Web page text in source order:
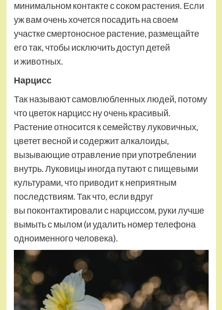
минимальном контакте с соком растения. Если
уж вам очень хочется посадить на своем
участке смертоносное растение, размещайте
его так, чтобы исключить доступ детей
и животных.
Нарцисс
Так называют самовлюбленных людей, потому
что цветок нарцисс ну очень красивый.
Растение относится к семейству луковичных,
цветет весной и содержит алкалоиды,
вызывающие отравление при употреблении
внутрь. Луковицы иногда путают с пищевыми
культурами, что приводит к неприятным
последствиям. Так что, если вдруг
вы поконтактировали с нарциссом, руки лучше
вымыть с мылом (и удалить номер телефона
одноименного человека).